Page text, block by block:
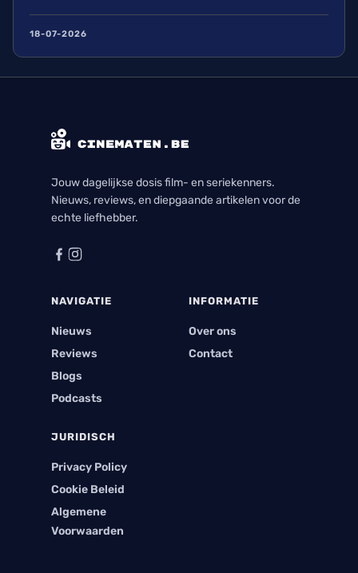
18-07-2026
Jouw dagelijkse dosis film- en seriekenners.
Nieuws, reviews, en diepgaande artikelen voor de
echte liefhebber.
NAVIGATIE
Nieuws
Reviews
Blogs
Podcasts
INFORMATIE
Over ons
Contact
JURIDISCH
Privacy Policy
Cookie Beleid
Algemene
Voorwaarden